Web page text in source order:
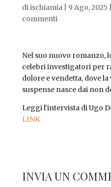
diischiamia| 9 Ago, 2025
commenti
Nel suo nuovo romanzo,
celebri investigatori per
dolore e vendetta, dove
suspense nasce dai non
Leggi l'intervista di Ugo
LINK
INVIA UN